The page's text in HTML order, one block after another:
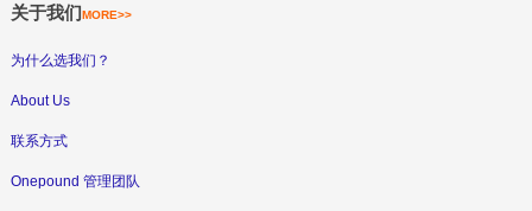
关于我们MORE>>
为什么选我们？
About Us
联系方式
Onepound 管理团队